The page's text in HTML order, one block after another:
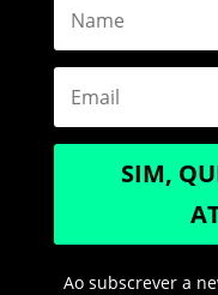
SIM,
Ao subscrever a